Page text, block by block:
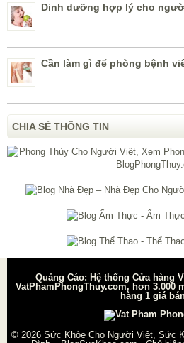
Dinh dưỡng hợp lý cho
Cần làm gì để phòng bệnh
CHIA SẺ THÔNG TIN
Quảng Cáo: Hệ thống Cửa hàng
VatPhamPhongThuy.com, hơn 3.000
hàng 1 giá
© 2026 Sức Khỏe Cho Người Việt, Sức